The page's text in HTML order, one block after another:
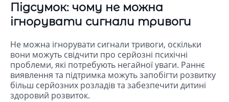
Підсумок: чому не можна
ігнорувати сигнали тривоги
Не можна ігнорувати сигнали тривоги, оскільки
вони можуть свідчити про серйозні психічні
проблеми, які потребують негайної уваги. Раннє
виявлення та підтримка можуть запобігти розвитку
більш серйозних розладів та забезпечити дитині
здоровий розвиток.